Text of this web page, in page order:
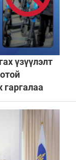
үзүүлэлт
гаргалаа